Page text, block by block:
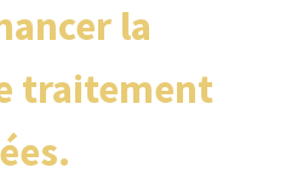
la
traitement